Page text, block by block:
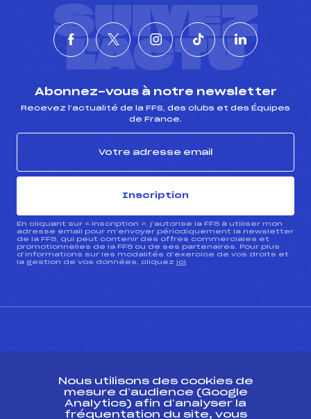
SUIVEZ
L'ACTU
Abonnez-vous à notre newsletter
Recevez l’actualité de la FFS, des clubs et des Équipes
de France.
Inscription
En cliquant sur « inscription », j’autorise la FFS à utiliser mon
adresse email pour m’envoyer périodiquement la newsletter
de la FFS, qui peut contenir des offres commerciales et
promotionnelles de la FFS ou de ses partenaires. Pour plus
d’informations sur les modalités d’exercice de vos droits et
la gestion de vos données, cliquez ici
Nous utilisons des cookies de
mesure d’audience (Google
Analytics) afin d’analyser la
fréquentation du site, vous